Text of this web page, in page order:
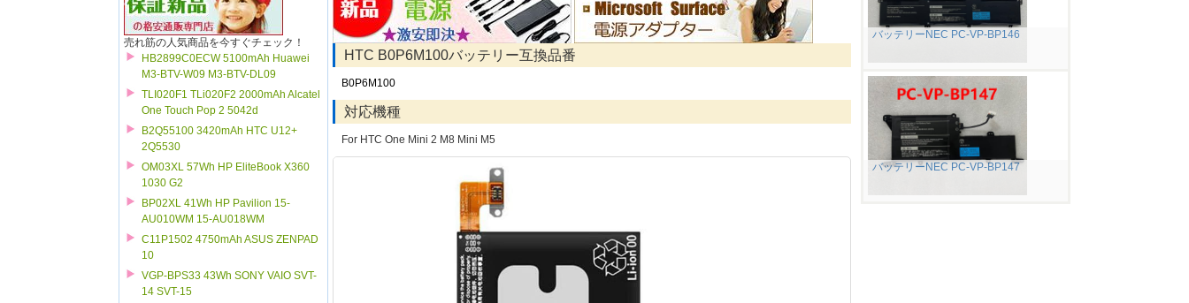
売れ筋の人気商品を今すぐチェック！
HB2899C0ECW 5100mAh Huawei
M3-BTV-W09 M3-BTV-DL09
TLI020F1 TLi020F2 2000mAh Alcatel
One Touch Pop 2 5042d
B2Q55100 3420mAh HTC U12+
2Q5530
OM03XL 57Wh HP EliteBook X360
1030 G2
BP02XL 41Wh HP Pavilion 15-
AU010WM 15-AU018WM
C11P1502 4750mAh ASUS ZENPAD
10
VGP-BPS33 43Wh SONY VAIO SVT-
14 SVT-15
HTC B0P6M100バッテリー互換品番
B0P6M100
対応機種
For HTC One Mini 2 M8 Mini M5
バッテリーNEC PC-VP-BP146
バッテリーNEC PC-VP-BP147